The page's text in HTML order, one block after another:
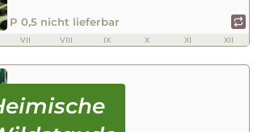
P 0,5 nicht lieferbar
VII VIII IX X XI XII